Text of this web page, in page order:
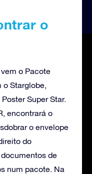
o
o Pacote
o Starglobe,
Super Star.
encontrará o
o envelope
do
de
num pacote. Na